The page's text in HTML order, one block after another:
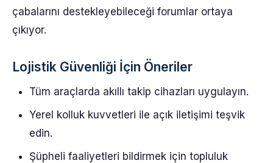
çabalarını destekleyebileceği forumlar ortaya
çıkıyor.
Lojistik Güvenliği İçin Öneriler
Tüm araçlarda akıllı takip cihazları uygulayın.
Yerel kolluk kuvvetleri ile açık iletişimi teşvik
edin.
Şüpheli faaliyetleri bildirmek için topluluk